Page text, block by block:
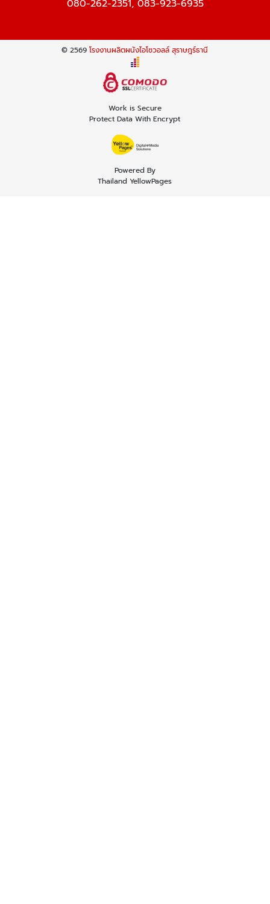
080-262-2351, 083-923-6935
© 2569โรงงานผลิตผนังไอโซวอลล์ สุราษฎร์ธานี
Work is Secure
Protect Data With Encrypt
Powered By
Thailand YellowPages